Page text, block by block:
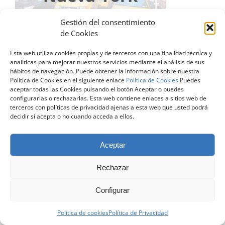
Gestión del consentimiento
de Cookies
Esta web utiliza cookies propias y de terceros con una finalidad técnica y
analíticas para mejorar nuestros servicios mediante el análisis de sus
hábitos de navegación. Puede obtener la información sobre nuestra
Política de Cookies en el siguiente enlace Política de Cookies Puedes
aceptar todas las Cookies pulsando el botón Aceptar o puedes
configurarlas o rechazarlas. Esta web contiene enlaces a sitios web de
terceros con políticas de privacidad ajenas a esta web que usted podrá
decidir si acepta o no cuando acceda a ellos.
Aceptar
Rechazar
Configurar
Política de cookiesPolítica de Privacidad
© Copyright 2024 | Todos los Derechos Reservados |Diseño
Web Zaragoza| contacto@atreveteconelingles.com |Aviso Legal
|Política de Privacidad |Política de Cookies
Facebook
X LinkedIn